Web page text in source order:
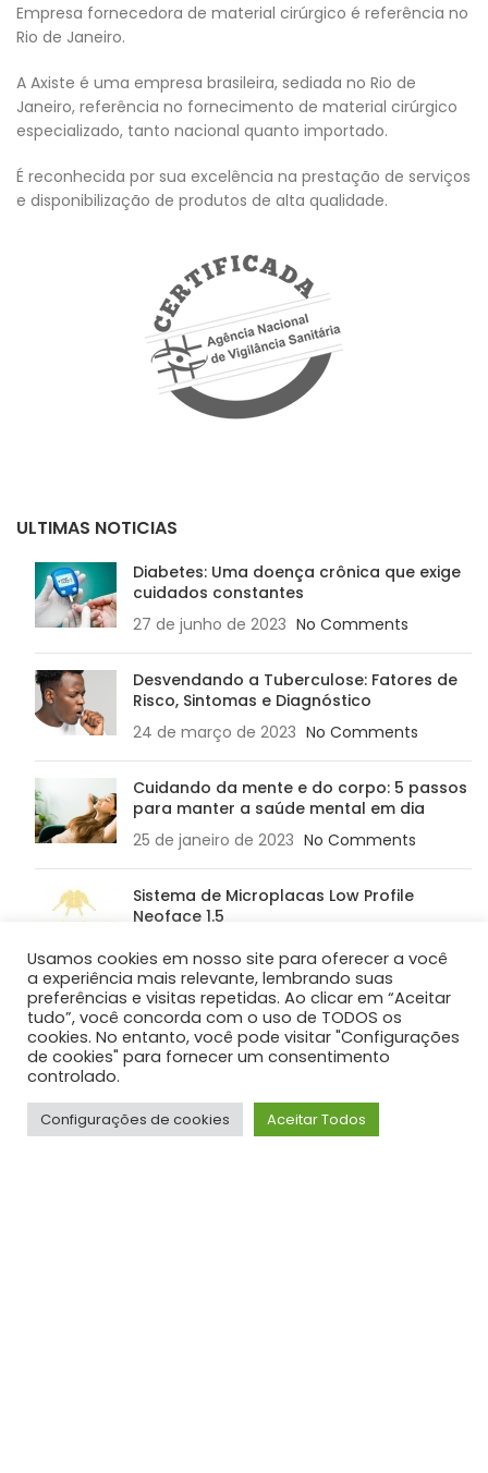
Empresa fornecedora de material cirúrgico é referência no
Rio de Janeiro.
A Axiste é uma empresa brasileira, sediada no Rio de
Janeiro, referência no fornecimento de material cirúrgico
especializado, tanto nacional quanto importado.
É reconhecida por sua excelência na prestação de serviços
e disponibilização de produtos de alta qualidade.
ULTIMAS NOTICIAS
Diabetes: Uma doença crônica que exige
cuidados constantes
27 de junho de 2023 No Comments
Desvendando a Tuberculose: Fatores de
Risco, Sintomas e Diagnóstico
24 de março de 2023 No Comments
Cuidando da mente e do corpo: 5 passos
para manter a saúde mental em dia
25 de janeiro de 2023 No Comments
Sistema de Microplacas Low Profile
Neoface 1.5
31 de janeiro de 2018
No Comments
SUPORTE E CONTATO
Sede Rio de Janeiro - RJ
R. Gen. André Chaves, 134 - Anil, Rio de Janeiro - RJ,
22755-100.
Usamos cookies em nosso site para oferecer a você
a experiência mais relevante, lembrando suas
preferências e visitas repetidas. Ao clicar em “Aceitar
tudo”, você concorda com o uso de TODOS os
cookies. No entanto, você pode visitar "Configurações
de cookies" para fornecer um consentimento
controlado.
Configurações de cookies Aceitar Todos